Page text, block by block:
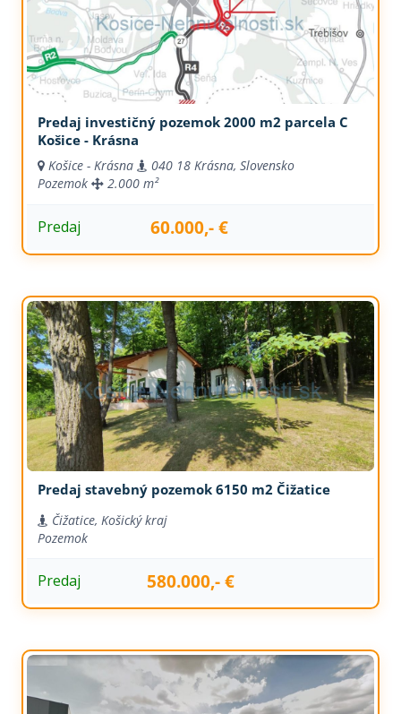
Predaj investičný pozemok 2000 m2 parcela C
Košice - Krásna
Košice - Krásna
040 18 Krásna, Slovensko
Pozemok
2.000 m²
Predaj 60.000,- €
Predaj stavebný pozemok 6150 m2 Čižatice
Čižatice, Košický kraj
Pozemok
Predaj 580.000,- €